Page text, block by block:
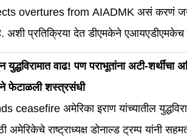
overtures from AIADMK असं करणं
देत डीएमकेने एआयएडीएमकेच युतीचा प्रस्ताव
वाढ! पण पराभूतांना अटी-शर्थींचा
फेटाळली शस्त्रसंधी
ceasefire अमेरिका इराण यांच्यातील
अमेरिकेचे राष्ट्राध्यक्ष डोनाल्ड ट्रम्प यांनी